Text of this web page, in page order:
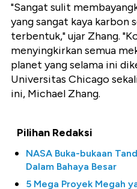
"Sangat sulit
yang sangat kaya karbon
terbentuk," ujar Zhang.
menyingkirkan semua
planet yang selama ini
Universitas Chicago
ini, Michael Zhang.
Pilihan Redaksi
NASA Buka-bukaan
Dalam Bahaya Besar
5 Mega Proyek Megah